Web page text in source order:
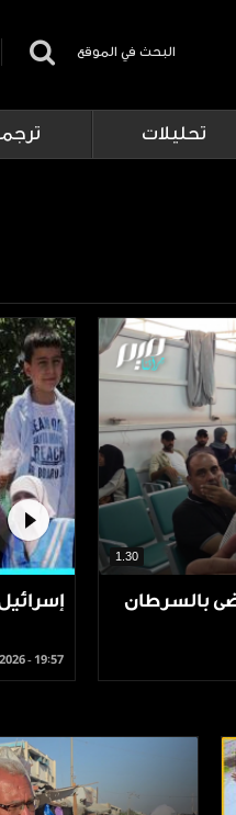
البحث في الموقع
تحليلات
1.30
بالسرطان
- 19:57